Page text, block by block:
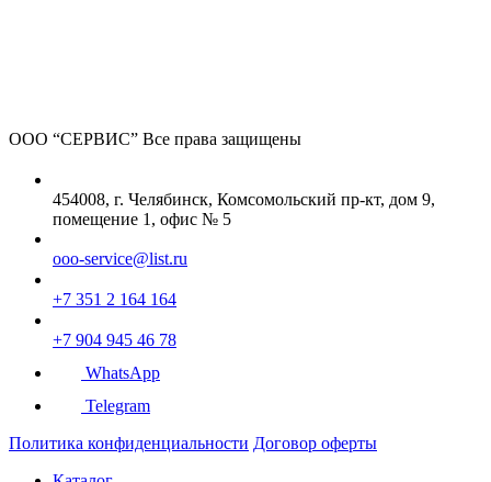
ООО “СЕРВИС” Все права защищены
454008, г. Челябинск, Комсомольский пр-кт, дом 9,
помещение 1, офис № 5
ooo-service@list.ru
+7 351 2 164 164
+7 904 945 46 78
WhatsApp
Telegram
Политика конфиденциальности Договор оферты